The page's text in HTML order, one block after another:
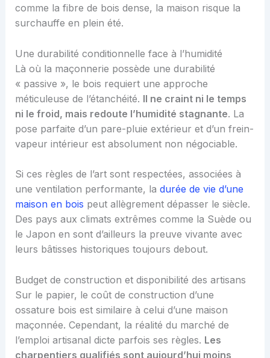
comme la fibre de bois dense, la maison risque la
surchauffe en plein été.
Une durabilité conditionnelle face à l’humidité
Là où la maçonnerie possède une durabilité
« passive », le bois requiert une approche
méticuleuse de l’étanchéité. Il ne craint ni le temps
ni le froid, mais redoute l’humidité stagnante. La
pose parfaite d’un pare-pluie extérieur et d’un frein-
vapeur intérieur est absolument non négociable.
Si ces règles de l’art sont respectées, associées à
une ventilation performante, la durée de vie d’une
maison en bois peut allègrement dépasser le siècle.
Des pays aux climats extrêmes comme la Suède ou
le Japon en sont d’ailleurs la preuve vivante avec
leurs bâtisses historiques toujours debout.
Budget de construction et disponibilité des artisans
Sur le papier, le coût de construction d’une
ossature bois est similaire à celui d’une maison
maçonnée. Cependant, la réalité du marché de
l’emploi artisanal dicte parfois ses règles. Les
charpentiers qualifiés sont aujourd’hui moins